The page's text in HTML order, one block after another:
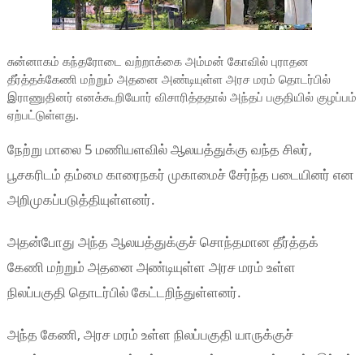
சுன்னாகம் கந்தரோடை வற்றாக்கை அம்மன் கோவில் புராதன
தீர்த்தக்கேணி மற்றும் அதனை அண்டியுள்ள அரச மரம் தொடர்பில்
இராணுதினர் எனக்கூறியோர் விசாரித்ததால் அந்தப் பகுதியில் குழப்பம்
ஏற்பட்டுள்ளது.
நேற்று மாலை 5 மணியளவில் ஆலயத்துக்கு வந்த சிலர்,
பூசகரிடம் தம்மை காரைநகர் முகாமைச் சேர்ந்த படையினர் என
அறிமுகப்படுத்தியுள்ளனர்.
அதன்போது அந்த ஆலயத்துக்குச் சொந்தமான தீர்த்தக்
கேணி மற்றும் அதனை அண்டியுள்ள அரச மரம் உள்ள
நிலப்பகுதி தொடர்பில் கேட்டறிந்துள்ளனர்.
அந்த கேணி, அரச மரம் உள்ள நிலப்பகுதி யாருக்குச்